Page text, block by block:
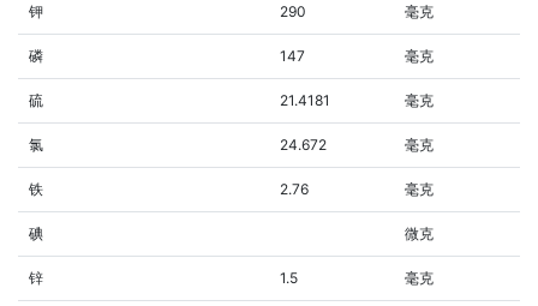
钾 290 毫克
磷 147 毫克
硫 21.4181 毫克
氯 24.672 毫克
铁 2.76 毫克
碘 微克
锌 1.5 毫克